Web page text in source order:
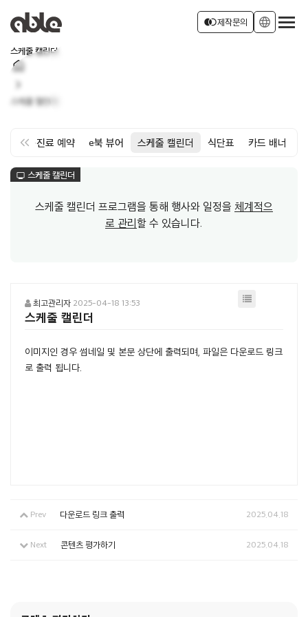
join_left제작문의 language
스케줄 캘린더
home
chevron_right
스케줄 캘린더
keyboard_double_arrow_left
면회·진료 예약 e북 뷰어 스케줄 캘린더 식단표 카드 배너
monitor 스케줄 캘린더
스케줄 캘린더 프로그램을 통해 행사와 일정을 체계적으
로 관리할 수 있습니다.
최고관리자 2025-04-18 13:53
스케줄 캘린더
이미지인 경우 썸네일 및 본문 상단에 출력되며, 파일은 다운로드 링크
로 출력 됩니다.
Prev 다운로드 링크 출력 2025.04.18
Next 콘텐츠 평가하기 2025.04.18